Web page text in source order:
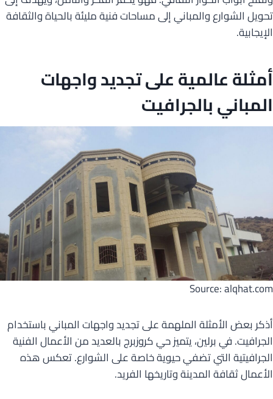
تحويل الشوارع والمباني إلى مساحات فنية مليئة بالحياة والثقافة
الإيجابية.
أمثلة عالمية على تجديد واجهات
المباني بالجرافيت
Source: alqhat.com
أذكر بعض الأمثلة الملهمة على تجديد واجهات المباني باستخدام
الجرافيت. في برلين، يتميز حي كروزبرج بالعديد من الأعمال الفنية
الجرافيتية التي تضفي حيوية خاصة على الشوارع. تعكس هذه
الأعمال ثقافة المدينة وتاريخها الفريد.